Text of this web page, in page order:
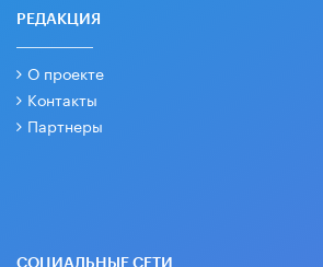
РЕДАКЦИЯ
О проекте
Контакты
Партнеры